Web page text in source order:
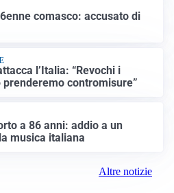
comasco: accusato di
l’Italia: “Revochi i
contromisure”
a 86 anni: addio a un
musica italiana
Altre notizie